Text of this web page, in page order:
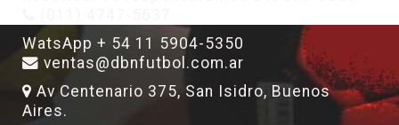
WatsApp + 54 11 5904-5350
ventas@dbnfutbol.com.ar
Av Centenario 375, San Isidro, Buenos
Aires.